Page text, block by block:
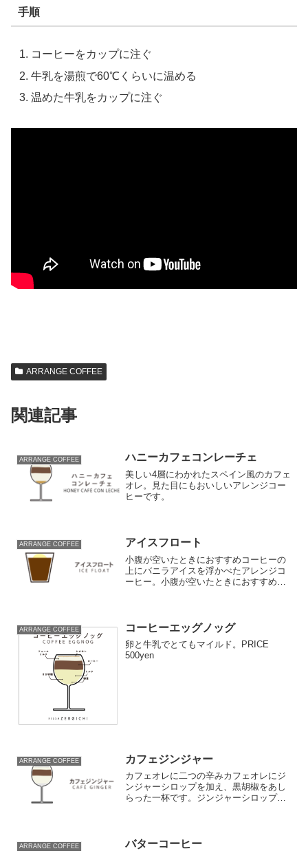
手順
コーヒーをカップに注ぐ
牛乳を湯煎で60℃くらいに温める
温めた牛乳をカップに注ぐ
ARRANGE COFFEE
関連記事
ARRANGE COFFEE ハニーカフェコンレーチェ
美しい4層にわかれたスペイン風のカフェ
オレ。見た目にもおいしいアレンジコー
ヒーです。
ARRANGE COFFEE アイスフロート
小腹が空いたときにおすすめコーヒーの
上にバニラアイスを浮かべたアレンジコ
ーヒー。小腹が空いたときにおすすめの
ARRANGE COFFEE コーヒーエッグノッグ
卵と牛乳でとてもマイルド。PRICE
500yen
ARRANGE COFFEE カフェジンジャー
カフェオレに二つの辛みカフェオレにジ
ンジャーシロップを加え、黒胡椒をあし
らった一杯です。ジンジャーシロップの
C...
ARRANGE COFFEE バターコーヒー